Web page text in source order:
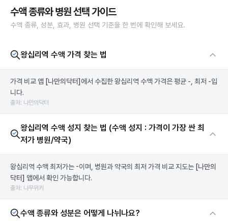
수액 종류와 병원 선택 가이드
수액 종류, 성분, 효과, 병원 선택 기준을 한 번에 확인해 보세요.
왕십리역 수액 가격 찾는 법
가격 비교 앱 [나만의닥터] 에서 수집한 왕십리역 수액 가격은 평균 -, 최저 -입
니다.
출처: 나만의닥터
왕십리역 수액 성지 찾는 법 (수액 성지 : 가격이 가장 싼 최
저가 병원/약국)
왕십리역 수액 최저가는 -이며, 병원과 약국의 최저 가격 비교 지도는 [나만의
닥터] 앱에서 확인 가능합니다.
출처: 나무위키
수액 종류와 성분은 어떻게 나뉘나요?